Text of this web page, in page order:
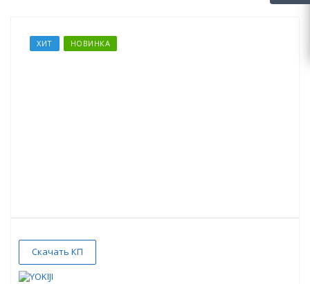
ХИТ НОВИНКА
Скачать КП